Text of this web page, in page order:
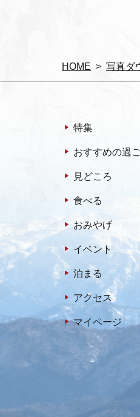
HOME 写真ダ
特集
おすすめの過
見どころ
食べる
おみやげ
イベント
泊まる
アクセス
マイページ